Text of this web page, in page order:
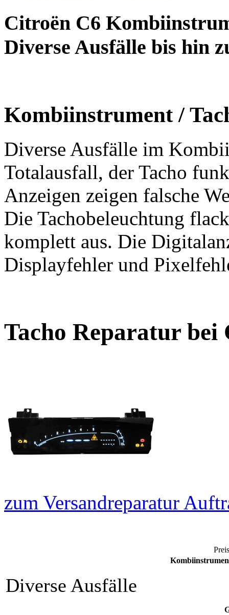
Citroën C6
Diverse Ausfälle bis hin
Kombiinstrument /
Diverse Ausfälle im
Totalausfall, der Tacho
Anzeigen zeigen falsche
Die Tachobeleuchtung
komplett aus. Die
Displayfehler und
Tacho Reparatur bei
zum Versandreparatur
Diverse Ausfälle